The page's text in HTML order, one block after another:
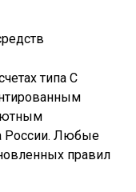
типа С
России. Любые
правил